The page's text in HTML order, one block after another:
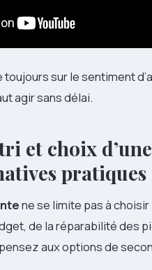
toujours sur le sentiment
agir sans délai.
et choix
pratiques
ne se limite pas à
de la réparabilité des
aux options de